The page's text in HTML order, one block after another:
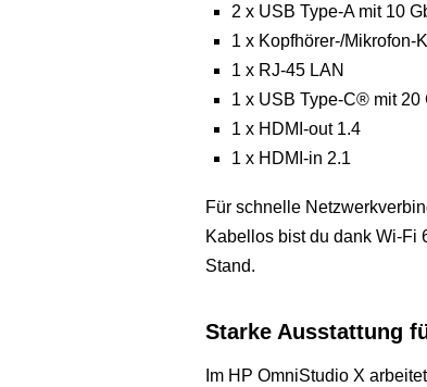
2 x USB Type-A mit 10
1 x Kopfhörer-/Mikrofon-
1 x RJ-45 LAN
1 x USB Type-C® mit
1 x HDMI-out 1.4
1 x HDMI-in 2.1
Für schnelle
Kabellos bist du dank Wi-Fi
Stand.
Starke Ausstattung
Im HP OmniStudio X